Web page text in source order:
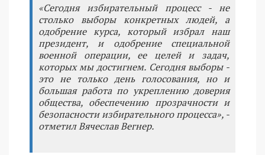
«Сегодня избирательный процесс - не
столько выборы конкретных людей, а
одобрение курса, который избрал наш
президент, и одобрение специальной
военной операции, ее целей и задач,
которых мы достигнем. Сегодня выборы -
это не только день голосования, но и
большая работа по укреплению доверия
общества, обеспечению прозрачности и
безопасности избирательного процесса», -
отметил Вячеслав Вегнер.